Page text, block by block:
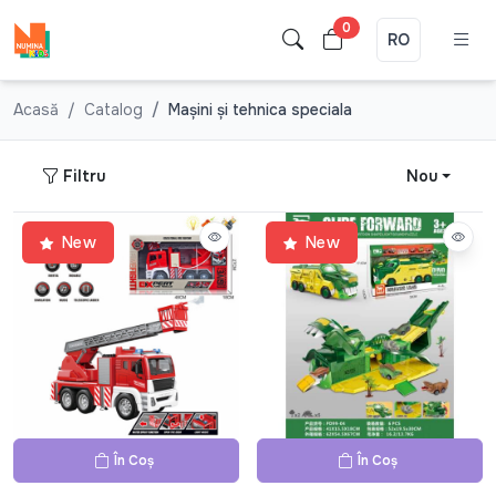
0
RO
Acasă Catalog Mașini și tehnica speciala
Filtru Nou
New
În Coș
New
În Coș